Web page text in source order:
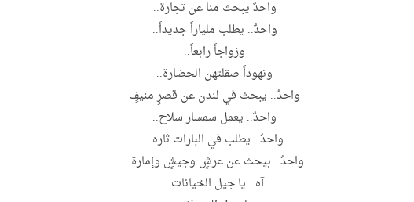
واحدٌ يبحث منا عن تجارة..
واحدٌ.. يطلب ملياراً جديداً..
وزواجاً رابعاً..
ونهوداً صقلتهن الحضارة..
واحدٌ.. يبحث في لندن عن قصرٍ منيفٍ
واحدٌ.. يعمل سمسار سلاح..
واحدٌ.. يطلب في البارات ثاره..
واحدٌ.. بيحث عن عرشٍ وجيشٍ وإمارة..
آه.. يا جيل الخيانات..